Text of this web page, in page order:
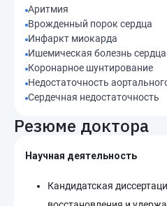
Аритмия
Врожденный порок сердца
Инфаркт миокарда
Ишемическая болезнь сердца
Коронарное шунтирование
Недостаточность
Сердечная недостаточность
Резюме доктора
Научная деятельность
Кандидатская